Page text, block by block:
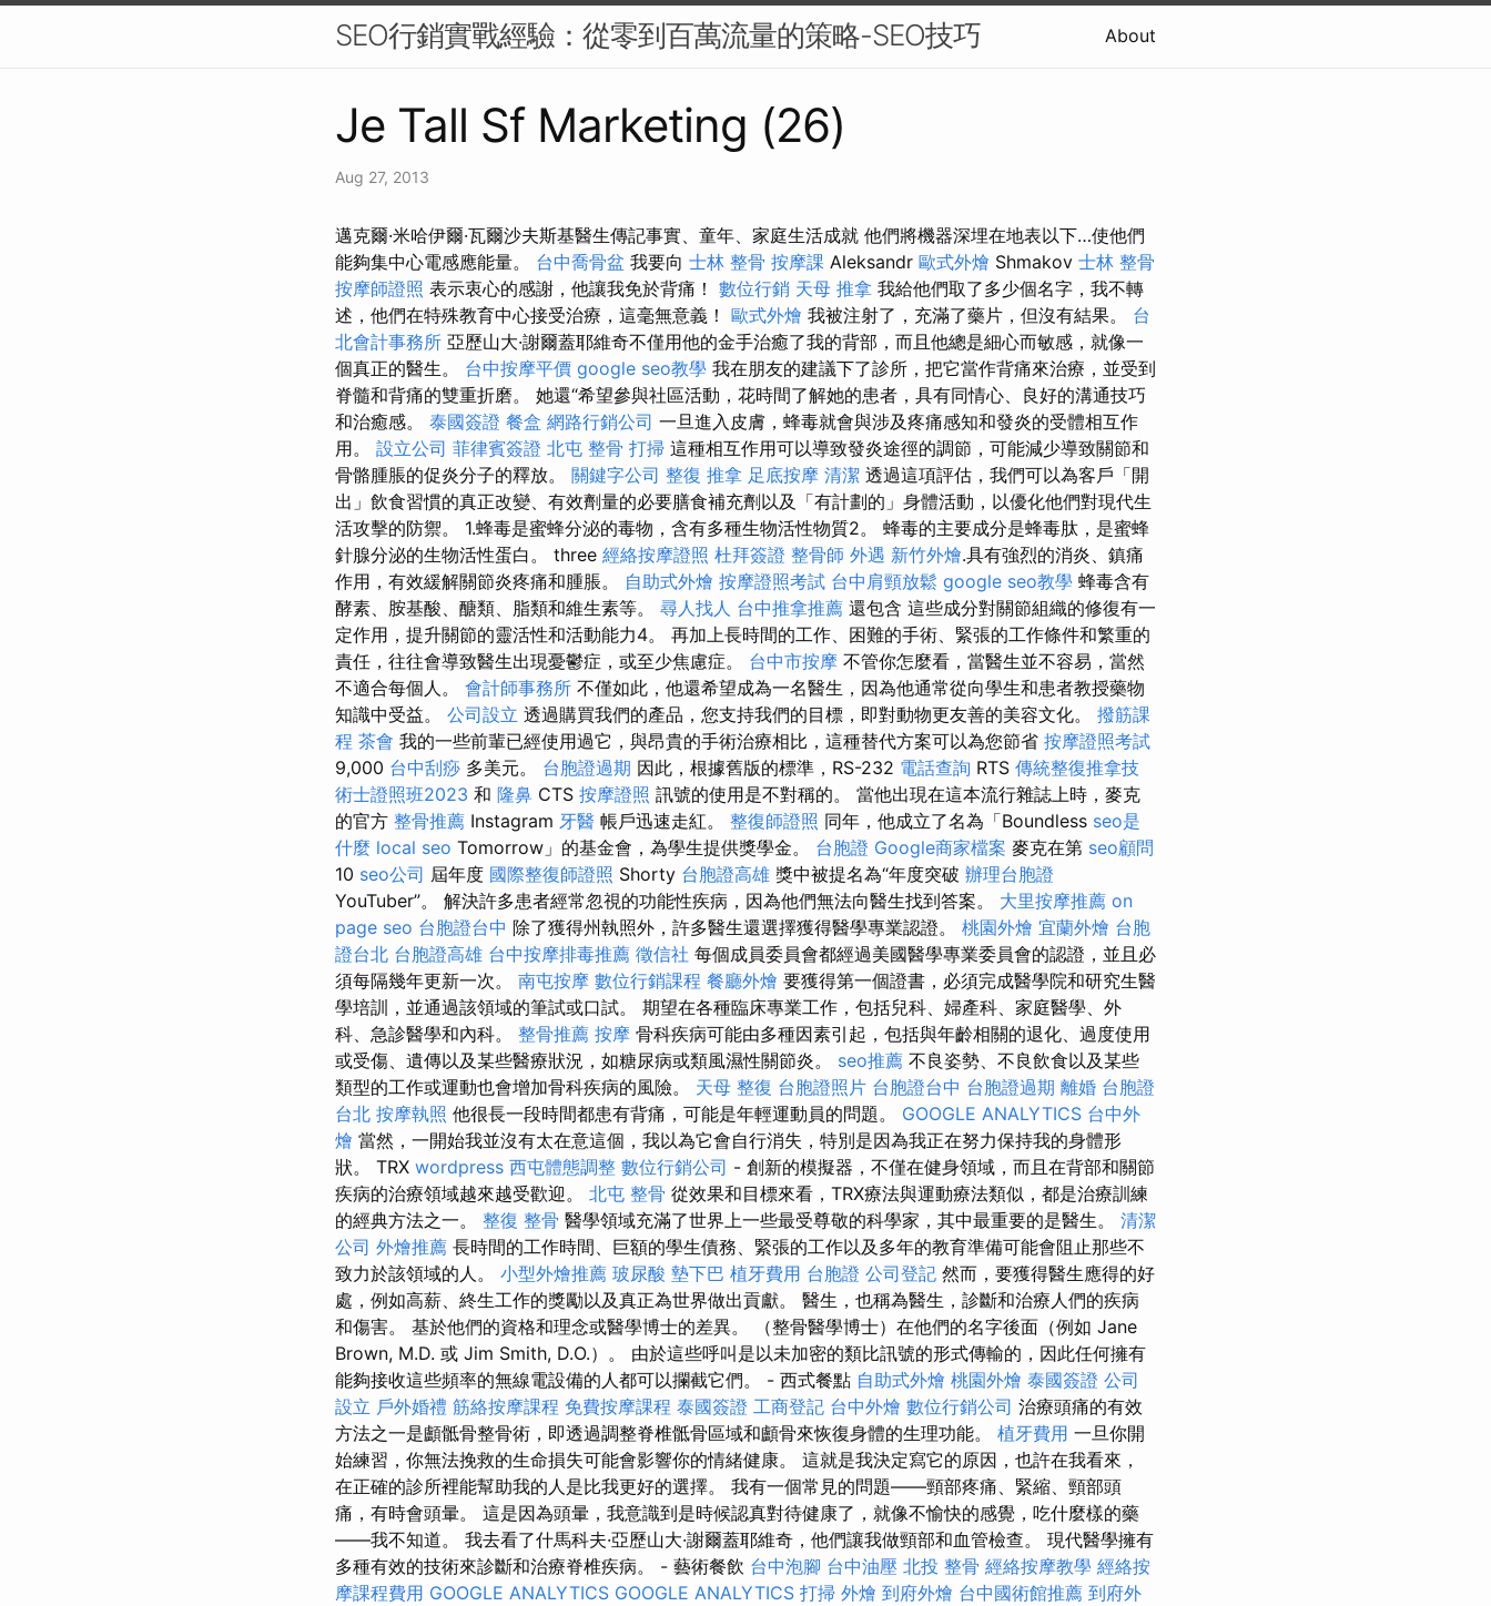
SEO行銷實戰經驗：從零到百萬流量的策略-SEO技巧 About
Je Tall Sf Marketing (26)
Aug 27, 2013
邁克爾·米哈伊爾·瓦爾沙夫斯基醫生傳記事實、童年、家庭生活成就 他們將機器深埋在地表以下…使他們
能夠集中心電感應能量。 台中喬骨盆 我要向 士林 整骨 按摩課 Aleksandr 歐式外燴 Shmakov 士林 整骨
按摩師證照 表示衷心的感謝，他讓我免於背痛！ 數位行銷 天母 推拿 我給他們取了多少個名字，我不轉
述，他們在特殊教育中心接受治療，這毫無意義！ 歐式外燴 我被注射了，充滿了藥片，但沒有結果。 台
北會計事務所 亞歷山大·謝爾蓋耶維奇不僅用他的金手治癒了我的背部，而且他總是細心而敏感，就像一
個真正的醫生。 台中按摩平價 google seo教學 我在朋友的建議下了診所，把它當作背痛來治療，並受到
脊髓和背痛的雙重折磨。 她還“希望參與社區活動，花時間了解她的患者，具有同情心、良好的溝通技巧
和治癒感。 泰國簽證 餐盒 網路行銷公司 一旦進入皮膚，蜂毒就會與涉及疼痛感知和發炎的受體相互作
用。 設立公司 菲律賓簽證 北屯 整骨 打掃 這種相互作用可以導致發炎途徑的調節，可能減少導致關節和
骨骼腫脹的促炎分子的釋放。 關鍵字公司 整復 推拿 足底按摩 清潔 透過這項評估，我們可以為客戶「開
出」飲食習慣的真正改變、有效劑量的必要膳食補充劑以及「有計劃的」身體活動，以優化他們對現代生
活攻擊的防禦。 1.蜂毒是蜜蜂分泌的毒物，含有多種生物活性物質2。 蜂毒的主要成分是蜂毒肽，是蜜蜂
針腺分泌的生物活性蛋白。 three 經絡按摩證照 杜拜簽證 整骨師 外遇 新竹外燴.具有強烈的消炎、鎮痛
作用，有效緩解關節炎疼痛和腫脹。 自助式外燴 按摩證照考試 台中肩頸放鬆 google seo教學 蜂毒含有
酵素、胺基酸、醣類、脂類和維生素等。 尋人找人 台中推拿推薦 還包含 這些成分對關節組織的修復有一
定作用，提升關節的靈活性和活動能力4。 再加上長時間的工作、困難的手術、緊張的工作條件和繁重的
責任，往往會導致醫生出現憂鬱症，或至少焦慮症。 台中市按摩 不管你怎麼看，當醫生並不容易，當然
不適合每個人。 會計師事務所 不僅如此，他還希望成為一名醫生，因為他通常從向學生和患者教授藥物
知識中受益。 公司設立 透過購買我們的產品，您支持我們的目標，即對動物更友善的美容文化。 撥筋課
程 茶會 我的一些前輩已經使用過它，與昂貴的手術治療相比，這種替代方案可以為您節省 按摩證照考試
9,000 台中刮痧 多美元。 台胞證過期 因此，根據舊版的標準，RS-232 電話查詢 RTS 傳統整復推拿技
術士證照班2023 和 隆鼻 CTS 按摩證照 訊號的使用是不對稱的。 當他出現在這本流行雜誌上時，麥克
的官方 整骨推薦 Instagram 牙醫 帳戶迅速走紅。 整復師證照 同年，他成立了名為「Boundless seo是
什麼 local seo Tomorrow」的基金會，為學生提供獎學金。 台胞證 Google商家檔案 麥克在第 seo顧問
10 seo公司 屆年度 國際整復師證照 Shorty 台胞證高雄 獎中被提名為“年度突破 辦理台胞證
YouTuber”。 解決許多患者經常忽視的功能性疾病，因為他們無法向醫生找到答案。 大里按摩推薦 on
page seo 台胞證台中 除了獲得州執照外，許多醫生還選擇獲得醫學專業認證。 桃園外燴 宜蘭外燴 台胞
證台北 台胞證高雄 台中按摩排毒推薦 徵信社 每個成員委員會都經過美國醫學專業委員會的認證，並且必
須每隔幾年更新一次。 南屯按摩 數位行銷課程 餐廳外燴 要獲得第一個證書，必須完成醫學院和研究生醫
學培訓，並通過該領域的筆試或口試。 期望在各種臨床專業工作，包括兒科、婦產科、家庭醫學、外
科、急診醫學和內科。 整骨推薦 按摩 骨科疾病可能由多種因素引起，包括與年齡相關的退化、過度使用
或受傷、遺傳以及某些醫療狀況，如糖尿病或類風濕性關節炎。 seo推薦 不良姿勢、不良飲食以及某些
類型的工作或運動也會增加骨科疾病的風險。 天母 整復 台胞證照片 台胞證台中 台胞證過期 離婚 台胞證
台北 按摩執照 他很長一段時間都患有背痛，可能是年輕運動員的問題。 GOOGLE ANALYTICS 台中外
燴 當然，一開始我並沒有太在意這個，我以為它會自行消失，特別是因為我正在努力保持我的身體形
狀。 TRX wordpress 西屯體態調整 數位行銷公司 - 創新的模擬器，不僅在健身領域，而且在背部和關節
疾病的治療領域越來越受歡迎。 北屯 整骨 從效果和目標來看，TRX療法與運動療法類似，都是治療訓練
的經典方法之一。 整復 整骨 醫學領域充滿了世界上一些最受尊敬的科學家，其中最重要的是醫生。 清潔
公司 外燴推薦 長時間的工作時間、巨額的學生債務、緊張的工作以及多年的教育準備可能會阻止那些不
致力於該領域的人。 小型外燴推薦 玻尿酸 墊下巴 植牙費用 台胞證 公司登記 然而，要獲得醫生應得的好
處，例如高薪、終生工作的獎勵以及真正為世界做出貢獻。 醫生，也稱為醫生，診斷和治療人們的疾病
和傷害。 基於他們的資格和理念或醫學博士的差異。 （整骨醫學博士）在他們的名字後面（例如 Jane
Brown, M.D. 或 Jim Smith, D.O.）。 由於這些呼叫是以未加密的類比訊號的形式傳輸的，因此任何擁有
能夠接收這些頻率的無線電設備的人都可以攔截它們。 - 西式餐點 自助式外燴 桃園外燴 泰國簽證 公司
設立 戶外婚禮 筋絡按摩課程 免費按摩課程 泰國簽證 工商登記 台中外燴 數位行銷公司 治療頭痛的有效
方法之一是顱骶骨整骨術，即透過調整脊椎骶骨區域和顱骨來恢復身體的生理功能。 植牙費用 一旦你開
始練習，你無法挽救的生命損失可能會影響你的情緒健康。 這就是我決定寫它的原因，也許在我看來，
在正確的診所裡能幫助我的人是比我更好的選擇。 我有一個常見的問題——頸部疼痛、緊縮、頸部頭
痛，有時會頭暈。 這是因為頭暈，我意識到是時候認真對待健康了，就像不愉快的感覺，吃什麼樣的藥
——我不知道。 我去看了什馬科夫·亞歷山大·謝爾蓋耶維奇，他們讓我做頸部和血管檢查。 現代醫學擁有
多種有效的技術來診斷和治療脊椎疾病。 - 藝術餐飲 台中泡腳 台中油壓 北投 整骨 經絡按摩教學 經絡按
摩課程費用 GOOGLE ANALYTICS GOOGLE ANALYTICS 打掃 外燴 到府外燴 台中國術館推薦 到府外